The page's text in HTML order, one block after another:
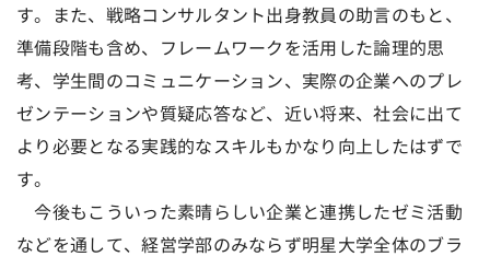
す。また、戦略コンサルタント出身教員の助言のもと、
準備段階も含め、フレームワークを活用した論理的思
考、学生間のコミュニケーション、実際の企業へのプレ
ゼンテーションや質疑応答など、近い将来、社会に出て
より必要となる実践的なスキルもかなり向上したはずで
す。
今後もこういった素晴らしい企業と連携したゼミ活動
などを通して、経営学部のみならず明星大学全体のブラ